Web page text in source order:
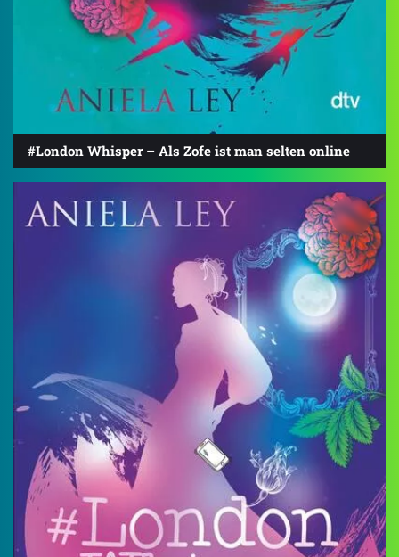
#London Whisper – Als Zofe ist man selten online